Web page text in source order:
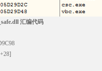
汇编代码